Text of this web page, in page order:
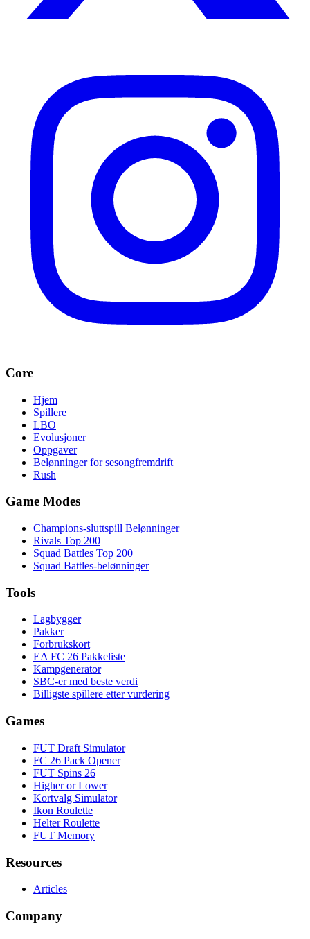
Core
Hjem
Spillere
LBO
Evolusjoner
Oppgaver
Belønninger for sesongfremdrift
Rush
Game Modes
Champions-sluttspill Belønninger
Rivals Top 200
Squad Battles Top 200
Squad Battles-belønninger
Tools
Lagbygger
Pakker
Forbrukskort
EA FC 26 Pakkeliste
Kampgenerator
SBC-er med beste verdi
Billigste spillere etter vurdering
Games
FUT Draft Simulator
FC 26 Pack Opener
FUT Spins 26
Higher or Lower
Kortvalg Simulator
Ikon Roulette
Helter Roulette
FUT Memory
Resources
Articles
Company